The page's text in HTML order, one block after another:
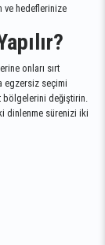
ve hedeflerinize
onları sırt
egzersiz seçimi
bölgelerini değiştirin.
dinlenme sürenizi iki